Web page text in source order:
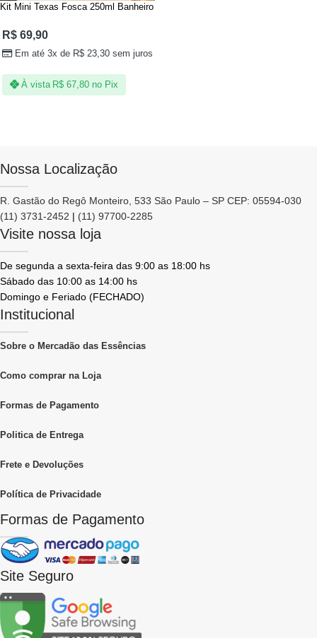
Kit Mini Texas Fosca 250ml Banheiro
R$69,90
Em até 3x de R$ 23,30 sem juros
À vista R$ 67,80 no Pix
Nossa Localização
R. Gastão do Regô Monteiro, 533 São Paulo – SP CEP: 05594-030
(11) 3731-2452 | (11) 97700-2285
Visite nossa loja
De segunda a sexta-feira das 9:00 as 18:00 hs
Sábado das 10:00 as 14:00 hs
Domingo e Feriado (FECHADO)
Institucional
Sobre o Mercadão das Essências
Como comprar na Loja
Formas de Pagamento
Politica de Entrega
Frete e Devoluções
Política de Privacidade
Formas de Pagamento
Site Seguro